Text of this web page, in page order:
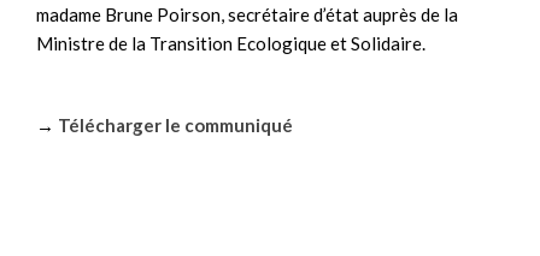
madame Brune Poirson, secrétaire d’état auprès de la
Ministre de la Transition Ecologique et Solidaire.
→ Télécharger le communiqué